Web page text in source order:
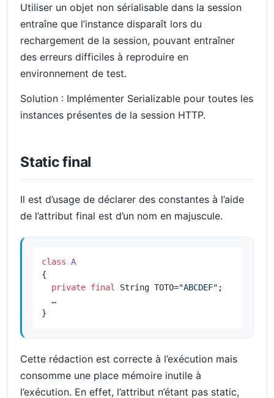
Utiliser un objet non sérialisable dans la session
entraîne que l’instance disparaît lors du
rechargement de la session, pouvant entraîner
des erreurs difficiles à reproduire en
environnement de test.
Solution : Implémenter Serializable pour toutes les
instances présentes de la session HTTP.
Static final
Il est d’usage de déclarer des constantes à l’aide
de l’attribut final est d’un nom en majuscule.
class A
{
private final String TOTO="ABCDEF" ;
  …
}
Cette rédaction est correcte à l’exécution mais
consomme une place mémoire inutile à
l’exécution. En effet, l’attribut n’étant pas static,